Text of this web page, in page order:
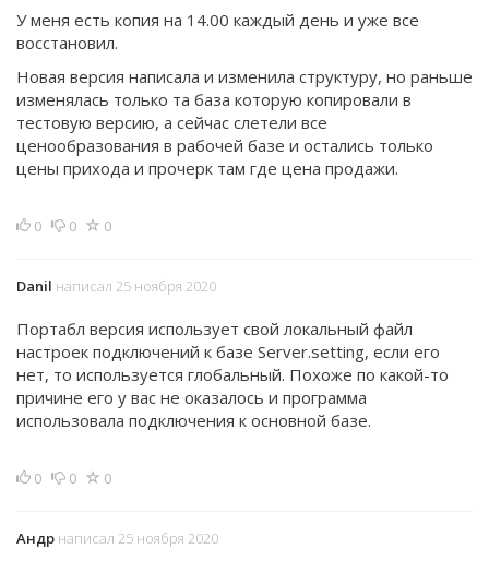
У меня есть копия на 14.00 каждый день и уже все
восстановил.
Новая версия написала и изменила структуру, но раньше
изменялась только та база которую копировали в
тестовую версию, а сейчас слетели все
ценообразования в рабочей базе и остались только
цены прихода и прочерк там где цена продажи.
0 0 0
Danil написал 25 ноября 2020
Портабл версия использует свой локальный файл
настроек подключений к базе Server.setting, если его
нет, то используется глобальный. Похоже по какой-то
причине его у вас не оказалось и программа
использовала подключения к основной базе.
0 0 0
Андр написал 25 ноября 2020